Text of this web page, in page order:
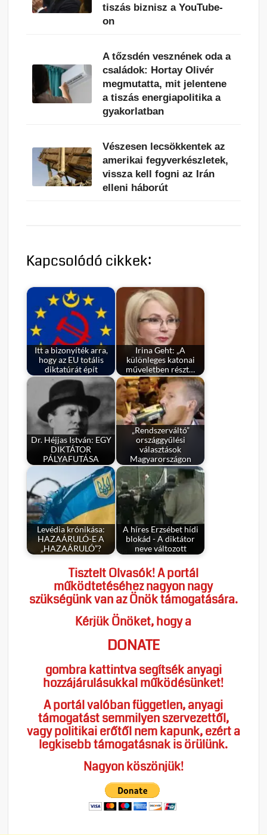
tiszás biznisz a YouTube-
on
A tőzsdén vesznének oda a
családok: Hortay Olivér
megmutatta, mit jelentene
a tiszás energiapolitika a
gyakorlatban
Vészesen lecsökkentek az
amerikai fegyverkészletek,
vissza kell fogni az Irán
elleni háborút
Kapcsolódó cikkek:
Itt a bizonyíték arra,
hogy az EU totális
diktatúrát épít
Irina Geht: „A
különleges katonai
műveletben részt…
Dr. Héjjas István: EGY
DIKTÁTOR
PÁLYAFUTÁSA
„Rendszerváltó”
országgyűlési
választások
Magyarországon
Levédia krónikása:
HAZAÁRULÓ-E A
„HAZAÁRULÓ”?
A híres Erzsébet hídi
blokád - A diktátor
neve változott
Tisztelt Olvasók! A portál
működtetéséhez nagyon nagy
szükségünk van az Önök támogatására.
Kérjük Önöket, hogy a
DONATE
gombra kattintva segítsék anyagi
hozzájárulásukkal működésünket!
A portál valóban független, anyagi
támogatást semmilyen szervezettől,
vagy politikai erőtől nem kapunk, ezért a
legkisebb támogatásnak is örülünk.
Nagyon köszönjük!